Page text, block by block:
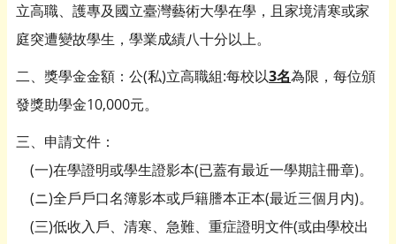
立高職、護專及國立臺灣藝術大學在學，且家境清寒或家
庭突遭變故學生，學業成績八十分以上。
二、獎學金金額：公(私)立高職組:每校以3名為限，每位頒
發獎助學金10,000元。
三、申請文件：
(一)在學證明或學生證影本(已蓋有最近一學期註冊章)。
(ニ)全戶戶口名簿影本或戶籍謄本正本(最近三個月内)。
(三)低收入戶、清寒、急難、重症證明文件(或由學校出